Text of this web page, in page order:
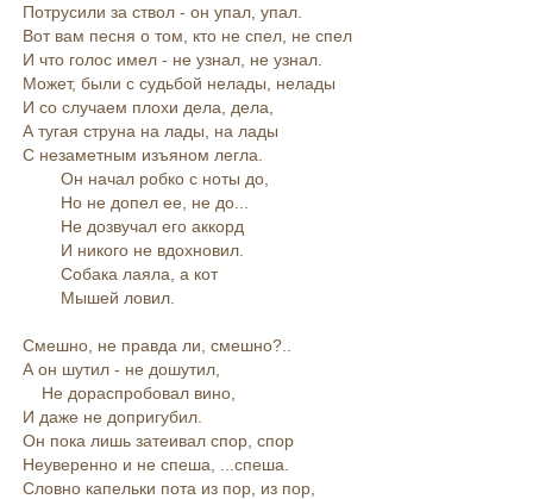
Потрусили за ствол - он упал, упал.
Вот вам песня о том, кто не спел, не спел
И что голос имел - не узнал, не узнал.
Может, были с судьбой нелады, нелады
И со случаем плохи дела, дела,
А тугая струна на лады, на лады
С незаметным изъяном легла.
Он начал робко с ноты до,
Но не допел ее, не до...
Не дозвучал его аккорд
И никого не вдохновил.
Собака лаяла, а кот
Мышей ловил.
Смешно, не правда ли, смешно?..
А он шутил - не дошутил,
Не дораспробовал вино,
И даже не допригубил.
Он пока лишь затеивал спор, спор
Неуверенно и не спеша, ...спеша.
Словно капельки пота из пор, из пор,